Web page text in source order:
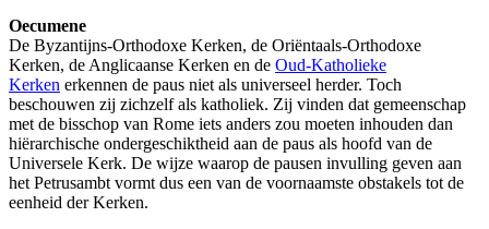
Oecumene
De Byzantijns-Orthodoxe Kerken, de Oriëntaals-Orthodoxe
Kerken, de Anglicaanse Kerken en de Oud-Katholieke
Kerken erkennen de paus niet als universeel herder. Toch
beschouwen zij zichzelf als katholiek. Zij vinden dat gemeenschap
met de bisschop van Rome iets anders zou moeten inhouden dan
hiërarchische ondergeschiktheid aan de paus als hoofd van de
Universele Kerk. De wijze waarop de pausen invulling geven aan
het Petrusambt vormt dus een van de voornaamste obstakels tot de
eenheid der Kerken.